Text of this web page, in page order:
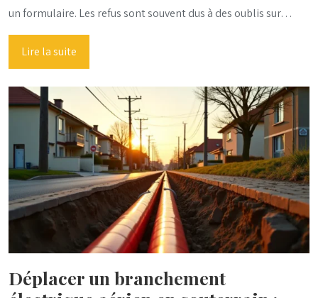
un formulaire. Les refus sont souvent dus à des oublis sur…
Lire la suite
Déplacer un branchement